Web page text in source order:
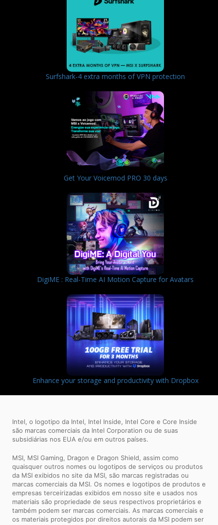
Surfshark-4 extra months of VPN protection
Get Your Voicemod PRO 30 days
DigiME : Real-Time AI Motion Capture for Avatars
Enhance your storage and productivity with Dropbox
Intel, o logotipo da Intel, Intel Inside, Intel Core e Core Inside
são marcas comerciais da Intel Corporation ou de suas
subsidiárias nos EUA e/ou em outros países.
MSI, MSI Gaming, Dragon e Dragon Shield, assim como
quaisquer outros nomes ou logotipos de serviços ou produtos
da MSI exibidos no site da MSI, são marcas registradas ou
marcas comerciais da MSI. Os nomes e logotipos de produtos e
empresas terceirizadas exibidos em nosso site e usados ​​nos
materiais são propriedade de seus respectivos proprietários e
também podem ser marcas comerciais. As marcas comerciais e
os materiais protegidos por direitos autorais da MSI podem ser